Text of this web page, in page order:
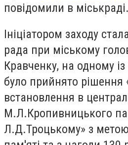
повідомили в міськраді.
Ініціатором заходу
рада при міському
Кравченку, на одному із
було прийнято рішення
встановлення в
М.Л.Кропивницького
Л.Д.Троцькому» з метою